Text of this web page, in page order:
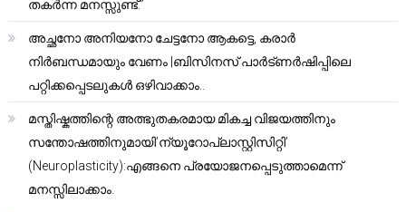
തകർന്ന മനസ്സുണ്ട്.”
അച്ഛനോ അനിയനോ ചേട്ടനോ ആകട്ടെ, കരാർ
നിർബന്ധമായും വേണം |ബിസിനസ് പാർട്ണർഷിപ്പിലെ
പറ്റിക്കപ്പെടലുകൾ ഒഴിവാക്കാം..
മസ്തിഷ്കത്തിന്റെ അത്ഭുതകരമായ മികച്ച വിജയത്തിനും
സന്തോഷത്തിനുമായി’ന്യൂറോപ്ലാസ്റ്റിസിറ്റി’
(Neuroplasticity):എങ്ങനെ പ്രയോജനപ്പെടുത്താമെന്ന്
മനസ്സിലാക്കാം.